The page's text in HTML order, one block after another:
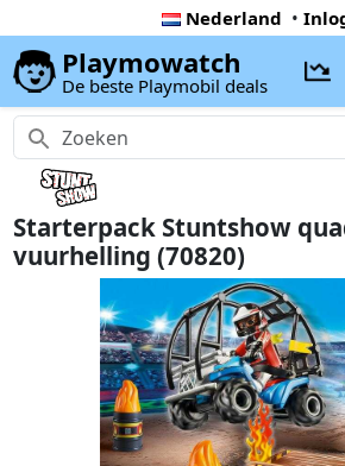
Nederland •
Playmowatch
De beste Playmobil deals
Starterpack Stuntshow
vuurhelling (70820)